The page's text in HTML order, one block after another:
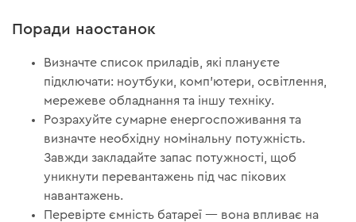
Поради наостанок
Визначте список приладів, які плануєте
підключати: ноутбуки, комп’ютери, освітлення,
мережеве обладнання та іншу техніку.
Розрахуйте сумарне енергоспоживання та
визначте необхідну номінальну потужність.
Завжди закладайте запас потужності, щоб
уникнути перевантажень під час пікових
навантажень.
Перевірте ємність батареї — вона впливає на